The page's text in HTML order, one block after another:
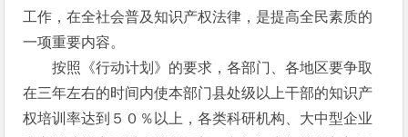
工作，在全社会普及知识产权法律，是提高全民素质的
一项重要内容。
按照《行动计划》的要求，各部门、各地区要争取
在三年左右的时间内使本部门县处级以上干部的知识产
权培训率达到５０％以上，各类科研机构、大中型企业